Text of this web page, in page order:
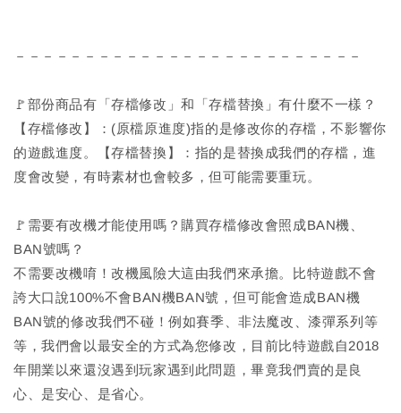
－－－－－－－－－－－－－－－－－－－－－－－－－
🚩部份商品有「存檔修改」和「存檔替換」有什麼不一樣？
【存檔修改】：(原檔原進度)指的是修改你的存檔，不影響你
的遊戲進度。【存檔替換】：指的是替換成我們的存檔，進
度會改變，有時素材也會較多，但可能需要重玩。
🚩需要有改機才能使用嗎？購買存檔修改會照成BAN機、
BAN號嗎？
不需要改機唷！改機風險大這由我們來承擔。比特遊戲不會
誇大口說100%不會BAN機BAN號，但可能會造成BAN機
BAN號的修改我們不碰！例如賽季、非法魔改、漆彈系列等
等，我們會以最安全的方式為您修改，目前比特遊戲自2018
年開業以來還沒遇到玩家遇到此問題，畢竟我們賣的是良
心、是安心、是省心。